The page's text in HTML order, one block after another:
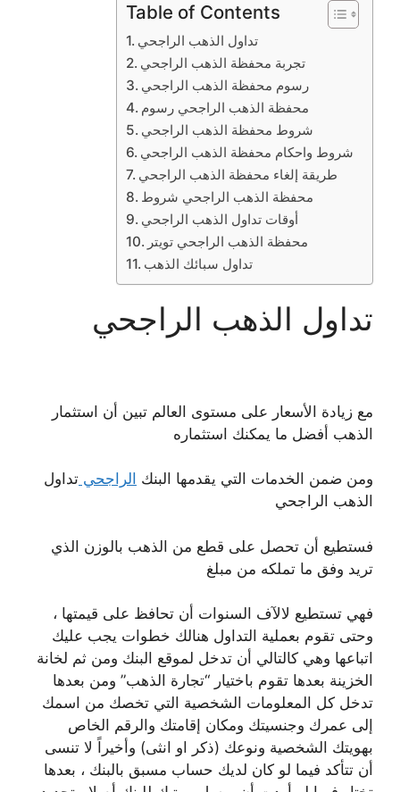
Table of Contents
تداول الذهب الراجحي
تجربة محفظة الذهب الراجحي
رسوم محفظة الذهب الراجحي
محفظة الذهب الراجحي رسوم
شروط محفظة الذهب الراجحي
شروط واحكام محفظة الذهب الراجحي
طريقة إلغاء محفظة الذهب الراجحي
محفظة الذهب الراجحي شروط
أوقات تداول الذهب الراجحي
محفظة الذهب الراجحي تويتر
تداول سبائك الذهب
تداول الذهب الراجحي
مع زيادة الأسعار على مستوى العالم تبين أن استثمار
الذهب أفضل ما يمكنك استثماره
ومن ضمن الخدمات التي يقدمها البنك الراجحي تداول
الذهب الراجحي
فستطيع أن تحصل على قطع من الذهب بالوزن الذي
تريد وفق ما تملكه من مبلغ
فهي تستطيع لالآف السنوات أن تحافظ على قيمتها ،
وحتى تقوم بعملية التداول هنالك خطوات يجب عليك
اتباعها وهي كالتالي أن تدخل لموقع البنك ومن ثم لخانة
الخزينة بعدها تقوم باختيار “تجارة الذهب” ومن بعدها
تدخل كل المعلومات الشخصية التي تخصك من اسمك
إلى عمرك وجنسيتك ومكان إقامتك والرقم الخاص
بهويتك الشخصية ونوعك (ذكر او انثى) وأخيراً لا تنسى
أن تتأكد فيما لو كان لديك حساب مسبق بالبنك ، بعدها